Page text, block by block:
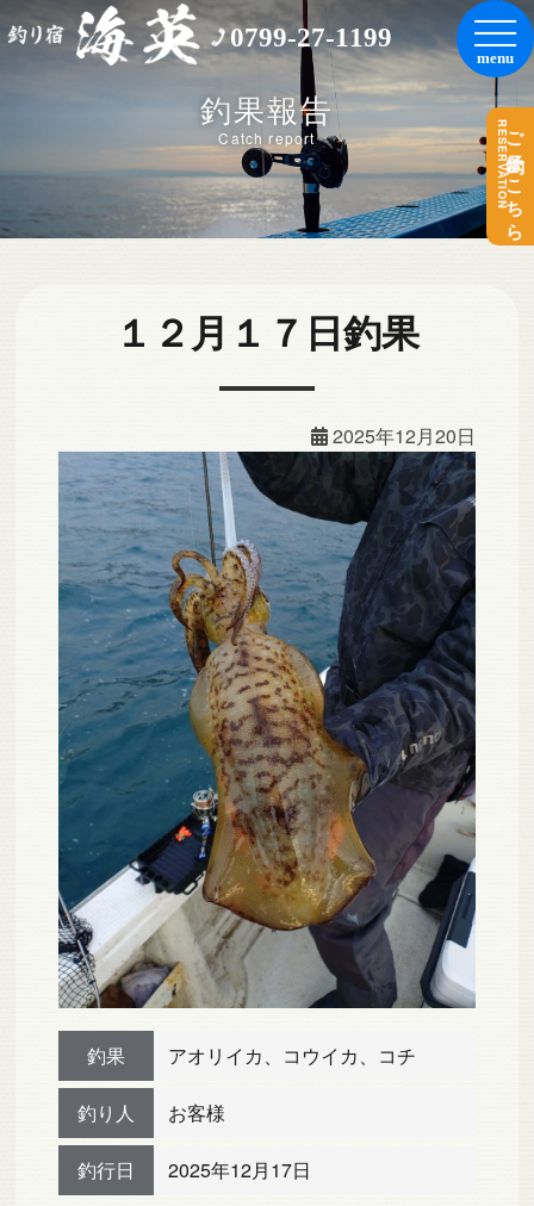
0799-27-1199
ご予約はこちら
RESERVATION
釣果報告
Catch report
１２月１７日釣果
2025年12月20日
釣果 アオリイカ、コウイカ、コチ
釣り人 お客様
釣行日 2025年12月17日